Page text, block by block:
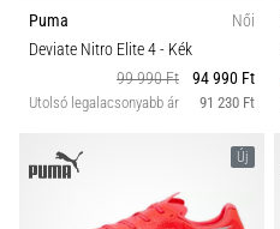
Puma
Női
Deviate Nitro Elite 4- Kék
99 990 Ft
94 990 Ft
Utolsó legalacsonyabb ár 91 230 Ft
Új